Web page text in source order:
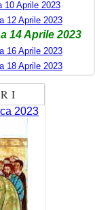
10 Aprile 2023
12 Aprile 2023
14 Aprile 2023
16 Aprile 2023
18 Aprile 2023
2023